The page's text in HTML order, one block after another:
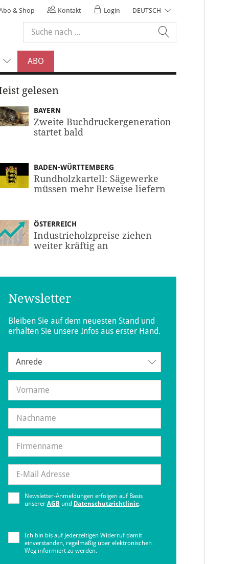
& Shop Kontakt Login DEUTSCH
ABO
gelesen
BAYERN
Zweite Buchdruckergeneration
startet bald
BADEN-WÜRTTEMBERG
Rundholzkartell: Sägewerke
müssen mehr Beweise liefern
ÖSTERREICH
Industrieholzpreise ziehen
weiter kräftig an
Newsletter
Bleiben Sie auf dem neuesten Stand und
erhalten Sie unsere Infos aus erster Hand.
Anrede
Anrede
Newsletter-Anmeldungen erfolgen auf Basis
unserer AGB und Datenschutzrichtlinie.
Ich bin bis auf jederzeitigen Widerruf damit
einverstanden, regelmäßig über elektronischen
Weg informiert zu werden.